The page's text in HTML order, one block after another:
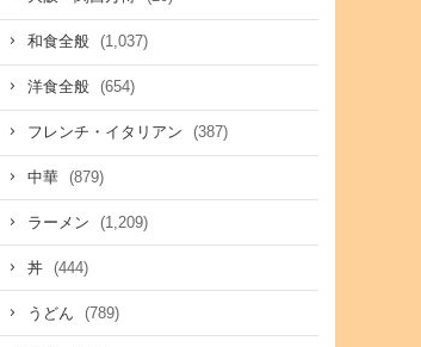
和食全般 (1,037)
洋食全般 (654)
フレンチ・イタリアン (387)
中華 (879)
ラーメン (1,209)
丼 (444)
うどん (789)